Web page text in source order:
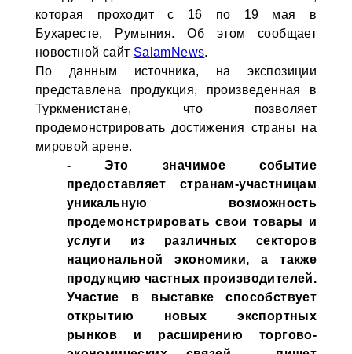
которая проходит с 16 по 19 мая в
Бухаресте, Румыния. Об этом сообщает
новостной сайт SalamNews.
По данным источника, на экспозиции
представлена продукция, произведенная в
Туркменистане, что позволяет
продемонстрировать достижения страны на
мировой арене.
- Это значимое событие
предоставляет странам-участницам
уникальную возможность
продемонстрировать свои товары и
услуги из различных секторов
национальной экономики, а также
продукцию частных производителей.
Участие в выставке способствует
открытию новых экспортных
рынков и расширению торгово-